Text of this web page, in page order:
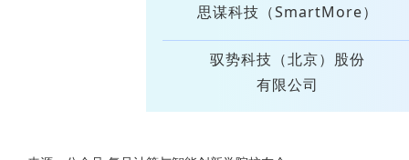
思谋科技（SmartMore）
驭势科技（北京）股份
有限公司